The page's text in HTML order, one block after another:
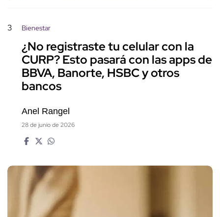
3 Bienestar
¿No registraste tu celular con la
CURP? Esto pasará con las apps de
BBVA, Banorte, HSBC y otros
bancos
Anel Rangel
28 de junio de 2026